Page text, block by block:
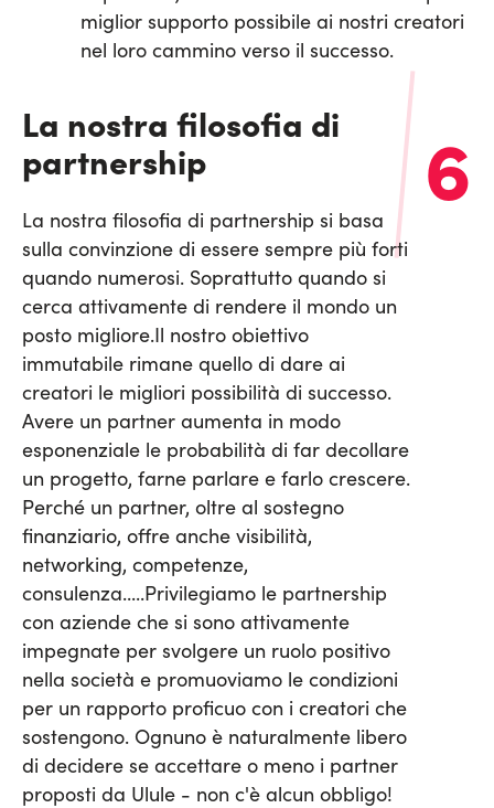
miglior supporto possibile ai nostri creatori
nel loro cammino verso il successo.
6
La nostra filosofia di
partnership
La nostra filosofia di partnership si basa
sulla convinzione di essere sempre più forti
quando numerosi. Soprattutto quando si
cerca attivamente di rendere il mondo un
posto migliore.Il nostro obiettivo
immutabile rimane quello di dare ai
creatori le migliori possibilità di successo.
Avere un partner aumenta in modo
esponenziale le probabilità di far decollare
un progetto, farne parlare e farlo crescere.
Perché un partner, oltre al sostegno
finanziario, offre anche visibilità,
networking, competenze,
consulenza.....Privilegiamo le partnership
con aziende che si sono attivamente
impegnate per svolgere un ruolo positivo
nella società e promuoviamo le condizioni
per un rapporto proficuo con i creatori che
sostengono. Ognuno è naturalmente libero
di decidere se accettare o meno i partner
proposti da Ulule - non c'è alcun obbligo!